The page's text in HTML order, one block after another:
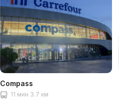
Compass
11 мин 3.7 км